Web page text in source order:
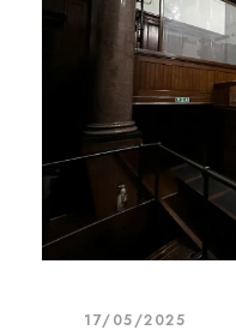
17/05/2025